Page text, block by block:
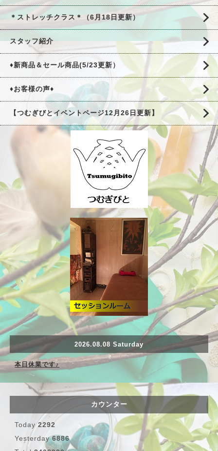
＊ストレッチクラス＊（6月18日更新）
スタッフ紹介
♦新商品＆セール商品(5/23更新）
♦お客様の声♦
【つむぎびとイベントページ12月26日更新】
2026.08.08 Saturday
本日休業です♪
カウンター
Today2292
Yesterday6886